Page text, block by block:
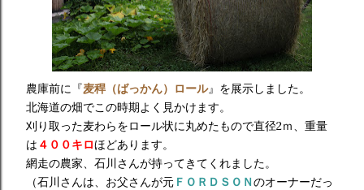
農庫前に『麦稈（ばっかん）ロール』を展示しました。
北海道の畑でこの時期よく見かけます。
刈り取った麦わらをロール状に丸めたもので直径2ｍ、重量
は ４００キロほどあります。
網走の農家、石川さんが持ってきてくれました。
（石川さんは、お父さんが元 ＦＯＲＤＳＯＮのオーナーだっ